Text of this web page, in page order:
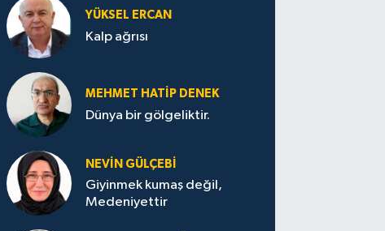
YÜKSEL ERCAN
Kalp ağrısı
MEHMET HATİP DENEK
Dünya bir gölgeliktir.
NEVİN GÜLÇEBİ
Giyinmek kumaş değil,
Medeniyettir